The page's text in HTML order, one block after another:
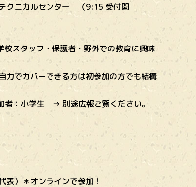
ニカルセンター （9:15 受付開
スタッフ・保護者・野外での教育に興味
バーできる方は初参加の方でも結構
小学生 → 別途広報ご覧ください。
）＊オンラインで参加！